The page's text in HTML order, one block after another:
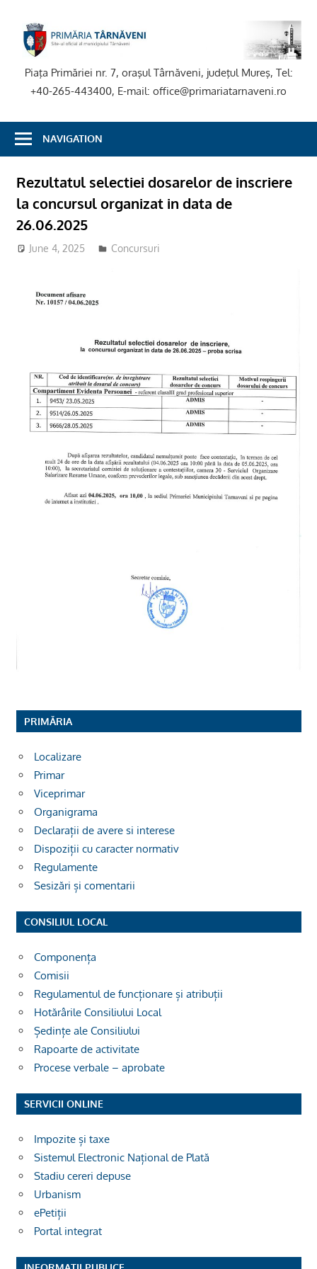
content
Piaţa Primăriei nr. 7, oraşul Târnăveni, judeţul Mureş, Tel:
+40-265-443400, E-mail: office@primariatarnaveni.ro
NAVIGATION
Rezultatul selectiei dosarelor de inscriere
la concursul organizat in data de
26.06.2025
June 4, 2025 adm-mmm
Concursuri
PRIMĂRIA
Localizare
Primar
Viceprimar
Organigrama
Declarații de avere si interese
Dispoziții cu caracter normativ
Regulamente
Sesizări și comentarii
CONSILIUL LOCAL
Componența
Comisii
Regulamentul de funcționare și atribuții
Hotărârile Consiliului Local
Ședințe ale Consiliului
Rapoarte de activitate
Procese verbale – aprobate
SERVICII ONLINE
Impozite și taxe
Sistemul Electronic Național de Plată
Stadiu cereri depuse
Urbanism
ePetiții
Portal integrat